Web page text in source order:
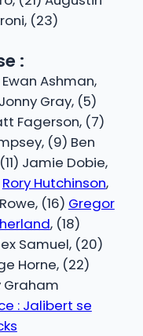
(23)
:
Ashman,
Gray, (5)
Fagerson, (7)
(9) Ben
Jamie Dobie,
Rory Hutchinson,
(16) Gregor
, (18)
Samuel, (20)
Horne, (22)
Graham
: Jalibert se